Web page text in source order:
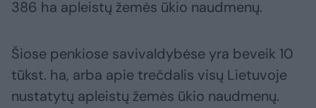
386 ha apleistų žemės ūkio naudmenų.
Šiose penkiose savivaldybėse yra beveik 10
tūkst. ha, arba apie trečdalis visų Lietuvoje
nustatytų apleistų žemės ūkio naudmenų.